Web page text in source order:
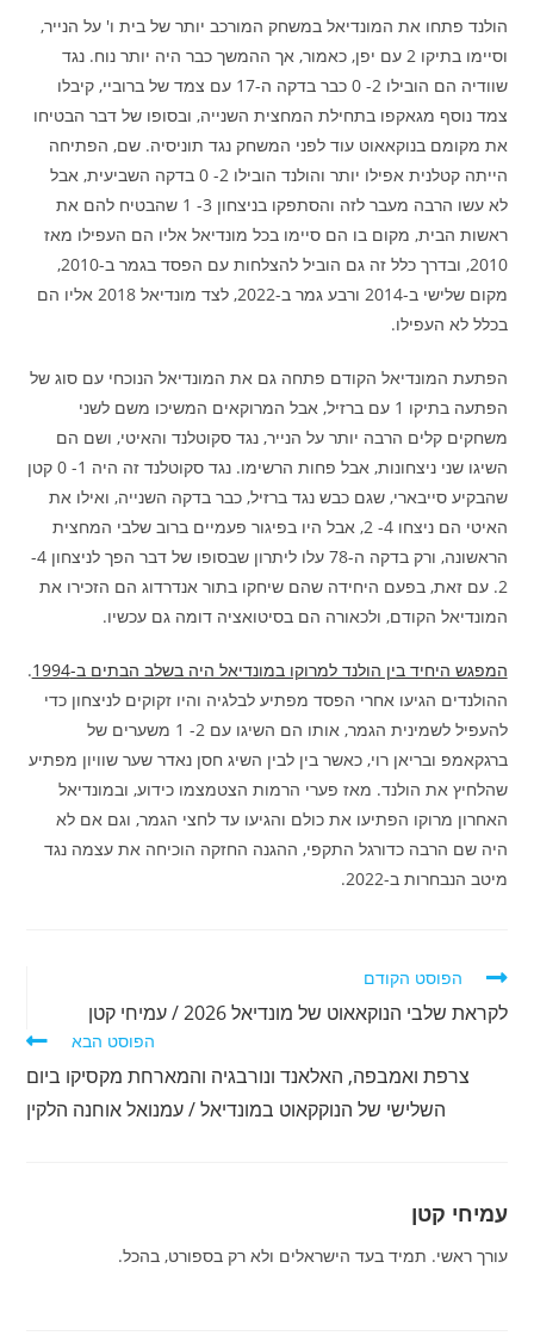
הולנד פתחו את המונדיאל במשחק המורכב יותר של בית ו' על הנייר,
וסיימו בתיקו 2 עם יפן, כאמור, אך ההמשך כבר היה יותר נוח. נגד
שוודיה הם הובילו 2- 0 כבר בדקה ה-17 עם צמד של ברוביי, קיבלו
צמד נוסף מגאקפו בתחילת המחצית השנייה, ובסופו של דבר הבטיחו
את מקומם בנוקאאוט עוד לפני המשחק נגד תוניסיה. שם, הפתיחה
הייתה קטלנית אפילו יותר והולנד הובילו 2- 0 בדקה השביעית, אבל
לא עשו הרבה מעבר לזה והסתפקו בניצחון 3- 1 שהבטיח להם את
ראשות הבית, מקום בו הם סיימו בכל מונדיאל אליו הם העפילו מאז
2010, ובדרך כלל זה גם הוביל להצלחות עם הפסד בגמר ב-2010,
מקום שלישי ב-2014 ורבע גמר ב-2022, לצד מונדיאל 2018 אליו הם
בכלל לא העפילו.
הפתעת המונדיאל הקודם פתחה גם את המונדיאל הנוכחי עם סוג של
הפתעה בתיקו 1 עם ברזיל, אבל המרוקאים המשיכו משם לשני
משחקים קלים הרבה יותר על הנייר, נגד סקוטלנד והאיטי, ושם הם
השיגו שני ניצחונות, אבל פחות הרשימו. נגד סקוטלנד זה היה 1- 0 קטן
שהבקיע סייבארי, שגם כבש נגד ברזיל, כבר בדקה השנייה, ואילו את
האיטי הם ניצחו 4- 2, אבל היו בפיגור פעמיים ברוב שלבי המחצית
הראשונה, ורק בדקה ה-78 עלו ליתרון שבסופו של דבר הפך לניצחון 4-
2. עם זאת, בפעם היחידה שהם שיחקו בתור אנדרדוג הם הזכירו את
המונדיאל הקודם, ולכאורה הם בסיטואציה דומה גם עכשיו.
המפגש היחיד בין הולנד למרוקו במונדיאל היה בשלב הבתים ב-1994
.
ההולנדים הגיעו אחרי הפסד מפתיע לבלגיה והיו זקוקים לניצחון כדי
להעפיל לשמינית הגמר, אותו הם השיגו עם 2- 1 משערים של
ברגקאמפ ובריאן רוי, כאשר בין לבין השיג חסן נאדר שער שוויון מפתיע
שהלחיץ את הולנד. מאז פערי הרמות הצטמצמו כידוע, ובמונדיאל
האחרון מרוקו הפתיעו את כולם והגיעו עד לחצי הגמר, וגם אם לא
היה שם הרבה כדורגל התקפי, ההגנה החזקה הוכיחה את עצמה נגד
מיטב הנבחרות ב-2022.
לקרוא
מאמרים
נוספים
הפוסט הקודם
לקראת שלבי הנוקאאוט של מונדיאל 2026 / עמיחי קטן
הפוסט הבא
צרפת ואמבפה, האלאנד ונורבגיה והמארחת מקסיקו ביום
השלישי של הנוקקאוט במונדיאל / עמנואל אוחנה הלקין
עמיחי קטן
עורך ראשי. תמיד בעד הישראלים ולא רק בספורט, בהכל.